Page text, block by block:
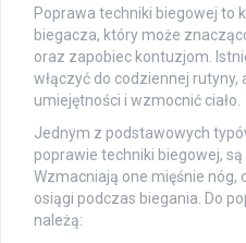
Poprawa techniki biegowej to
biegacza, który może
oraz zapobiec kontuzjom.
włączyć do codziennej
umiejętności i wzmocnić ciało.
Jednym z podstawowych
poprawie techniki biegowej, są
Wzmacniają one mięśnie nóg,
osiągi podczas biegania. Do
należą: